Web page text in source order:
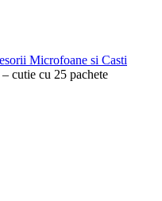
Microfoane si Casti
cutie cu 25 pachete